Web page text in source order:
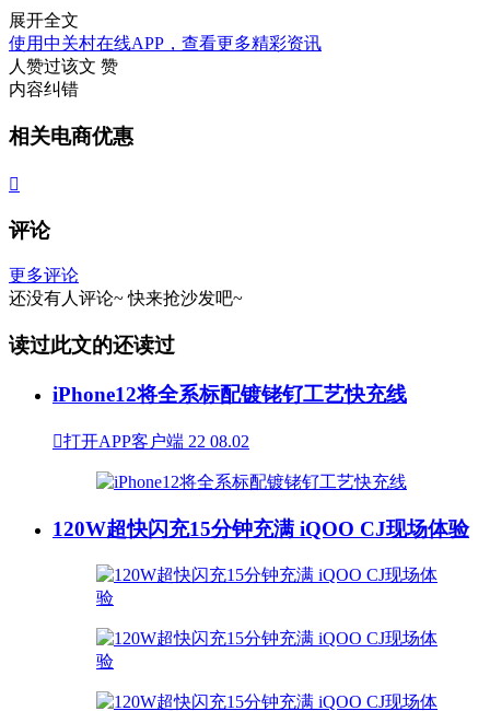
展开全文
使用中关村在线APP，查看更多精彩资讯
人赞过该文 赞
内容纠错
相关电商优惠

评论
更多评论
还没有人评论~ 快来抢沙发吧~
读过此文的还读过
iPhone12将全系标配镀铑钌工艺快充线
打开APP客户端 22 08.02
120W超快闪充15分钟充满 iQOO CJ现场体验